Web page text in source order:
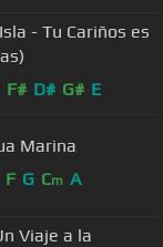
- Tu Cariños es
F# D# G# E
Marina
F G Cm A
Viaje a la